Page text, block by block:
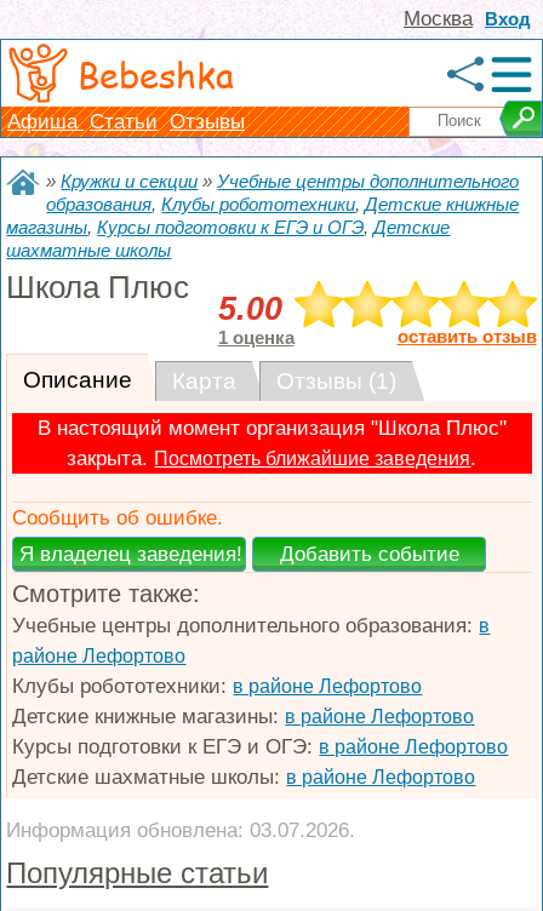
Вход
Москва
Bebeshka
Афиша Статьи Отзывы
»Кружки и секции »Учебные центры дополнительного
образования,Клубы робототехники,Детские книжные
магазины,Курсы подготовки к ЕГЭ и ОГЭ,Детские
шахматные школы
Школа Плюс
5.00
1 оценка оставить отзыв
Описание Карта Отзывы (1)
В настоящий момент организация "Школа Плюс"
закрыта. Посмотреть ближайшие заведения.
Сообщить об ошибке.
Смотрите также:
Учебные центры дополнительного образования: в
районе Лефортово
Клубы робототехники: в районе Лефортово
Детские книжные магазины: в районе Лефортово
Курсы подготовки к ЕГЭ и ОГЭ: в районе Лефортово
Детские шахматные школы: в районе Лефортово
Информация обновлена: 03.07.2026.
Популярные статьи